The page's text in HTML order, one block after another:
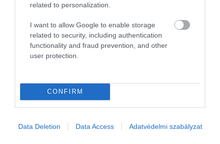
related to personalization.
I want to allow Google to enable storage
related to security, including authentication
functionality and fraud prevention, and other
user protection.
CONFIRM
Data Deletion Data Access Adatvédelmi szabályzat